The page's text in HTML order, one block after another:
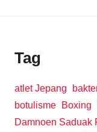
Tag
atlet Jepang
botulisme
Boxing
Damnoen Saduak